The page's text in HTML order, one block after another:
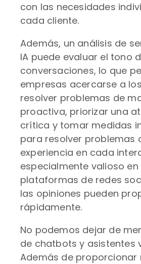
con las necesidades
cada cliente.
Además, un análisis de
IA puede evaluar el tono
conversaciones, lo que
empresas acercarse a
resolver problemas de
proactiva, priorizar una
crítica y tomar medidas
para resolver problemas
experiencia en cada
especialmente valioso en
plataformas de redes
las opiniones pueden
rápidamente.
No podemos dejar de
de chatbots y asistentes
Además de proporcionar